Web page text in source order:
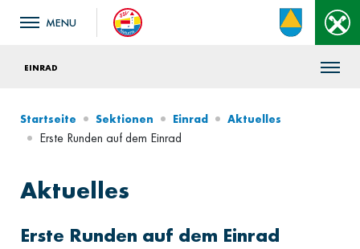
EINRAD
Startseite Sektionen Einrad Aktuelles
Erste Runden auf dem Einrad
Aktuelles
Erste Runden auf dem Einrad